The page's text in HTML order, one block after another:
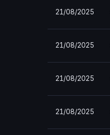
21/08/2025
21/08/2025
21/08/2025
21/08/2025